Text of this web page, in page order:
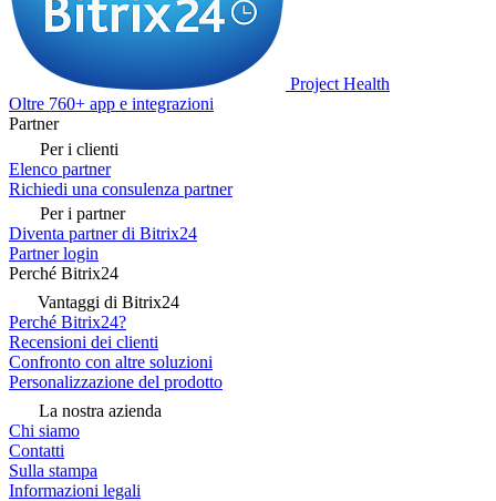
Project Health
Oltre 760+ app e integrazioni
Partner
Per i clienti
Elenco partner
Richiedi una consulenza partner
Per i partner
Diventa partner di Bitrix24
Partner login
Perché Bitrix24
Vantaggi di Bitrix24
Perché Bitrix24?
Recensioni dei clienti
Confronto con altre soluzioni
Personalizzazione del prodotto
La nostra azienda
Chi siamo
Contatti
Sulla stampa
Informazioni legali